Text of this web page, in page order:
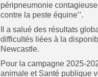
péripneumonie
contre la peste équine’’.
Il a salué des résultats
difficultés liées à la
Newcastle.
Pour la campagne 2025-
animale et Santé publique